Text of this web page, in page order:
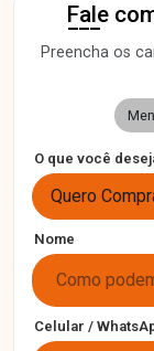
Fale
Preencha os
O que você
Quero
Nome
Celular /